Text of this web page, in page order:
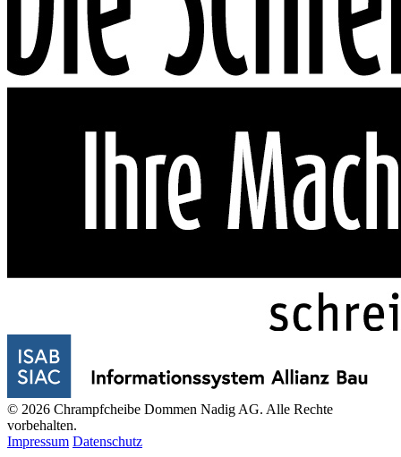
© 2026 Chrampfcheibe Dommen Nadig AG. Alle Rechte
vorbehalten.
Impressum Datenschutz